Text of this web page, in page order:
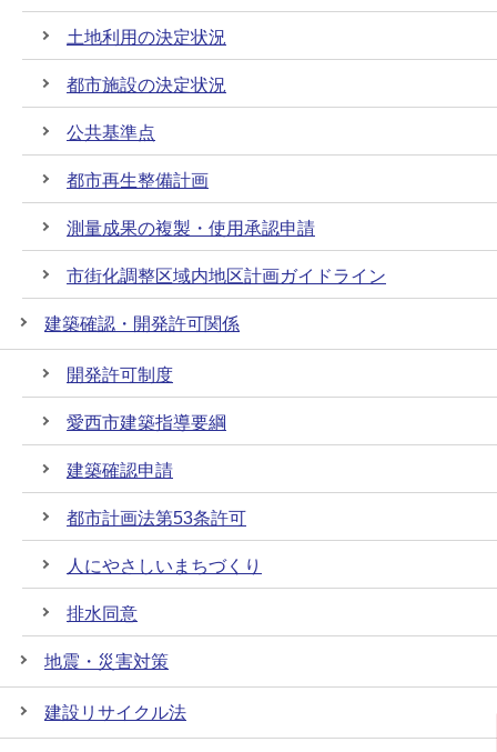
土地利用の決定状況
都市施設の決定状況
公共基準点
都市再生整備計画
測量成果の複製・使用承認申請
市街化調整区域内地区計画ガイドライン
建築確認・開発許可関係
開発許可制度
愛西市建築指導要綱
建築確認申請
都市計画法第53条許可
人にやさしいまちづくり
排水同意
地震・災害対策
建設リサイクル法